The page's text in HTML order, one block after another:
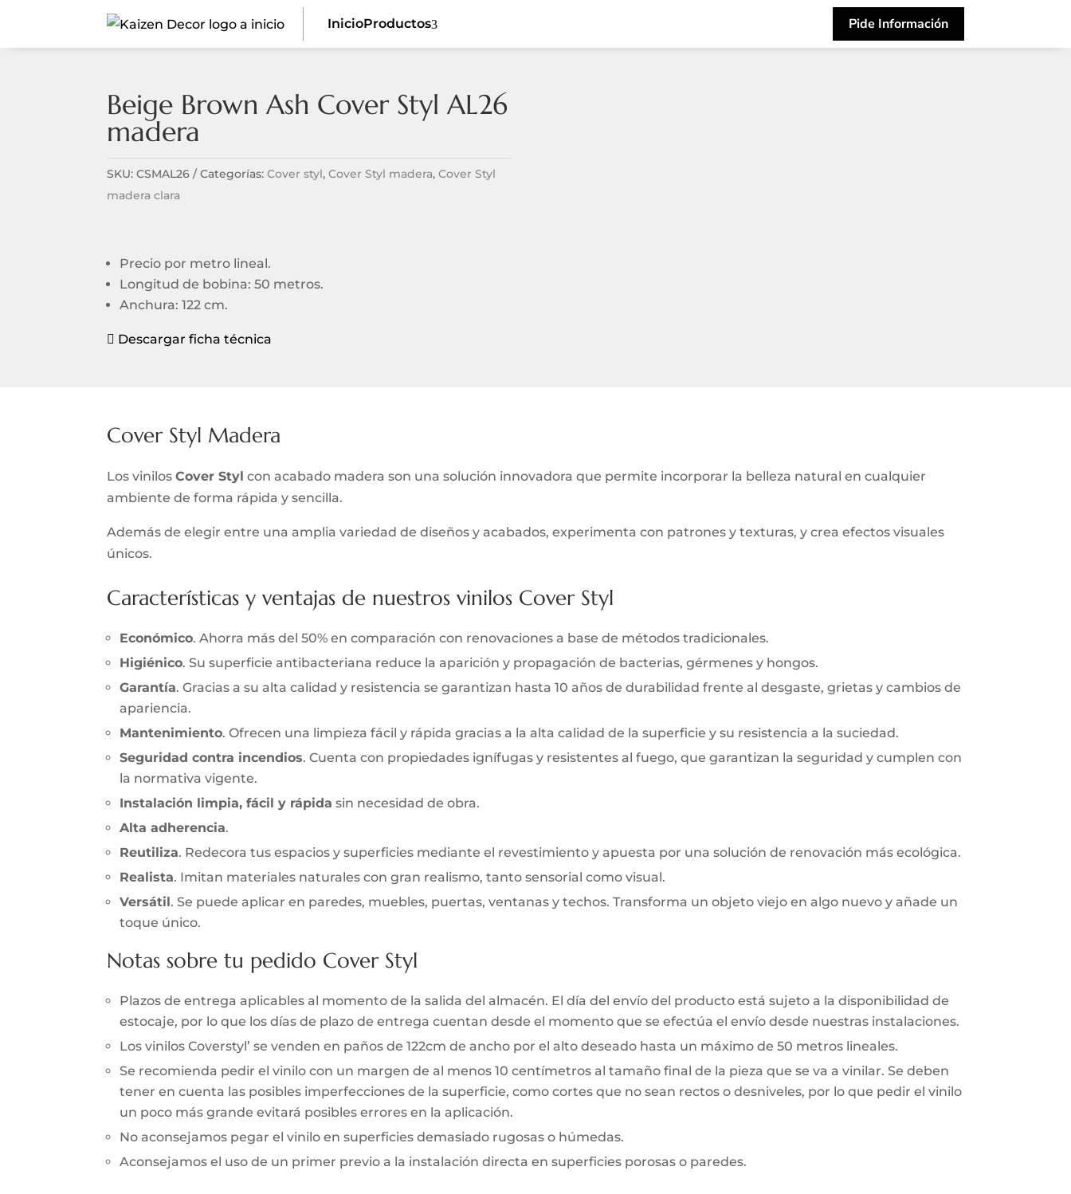
InicioProductos3 Pide Información
Beige Brown Ash Cover Styl AL26
madera
SKU:CSMAL26 Categorías:Cover styl,Cover Styl madera,Cover Styl
madera clara
Precio por metro lineal.
Longitud de bobina: 50 metros.
Anchura: 122 cm.
 Descargar ficha técnica
Cover Styl Madera
Los vinilosCover Styl con acabado madera son una solución innovadora que permite incorporar la belleza natural en cualquier
ambiente de forma rápida y sencilla.
Además de elegir entre una amplia variedad de diseños y acabados, experimenta con patrones y texturas, y crea efectos visuales
únicos.
Características y ventajas de nuestros vinilos Cover Styl
Económico. Ahorra más del 50% en comparación con renovaciones a base de métodos tradicionales.
Higiénico. Su superficie antibacteriana reduce la aparición y propagación de bacterias, gérmenes y hongos.
Garantía. Gracias a su alta calidad y resistencia se garantizan hasta 10 años de durabilidad frente al desgaste, grietas y cambios de
apariencia.
Mantenimiento. Ofrecen una limpieza fácil y rápida gracias a la alta calidad de la superficie y su resistencia a la suciedad.
Seguridad contra incendios. Cuenta con propiedades ignífugas y resistentes al fuego, que garantizan la seguridad y cumplen con
la normativa vigente.
Instalación limpia, fácil y rápida sin necesidad de obra.
Alta adherencia.
Reutiliza. Redecora tus espacios y superficies mediante el revestimiento y apuesta por una solución de renovación más ecológica.
Realista. Imitan materiales naturales con gran realismo, tanto sensorial como visual.
Versátil . Se puede aplicar en paredes, muebles, puertas, ventanas y techos. Transforma un objeto viejo en algo nuevo y añade un
toque único.
Notas sobre tu pedido Cover Styl
Plazos de entrega aplicables al momento de la salida del almacén. El día del envío del producto está sujeto a la disponibilidad de
estocaje, por lo que los días de plazo de entrega cuentan desde el momento que se efectúa el envío desde nuestras instalaciones.
Los vinilos Coverstyl’ se venden en paños de 122cm de ancho por el alto deseado hasta un máximo de 50 metros lineales.
Se recomienda pedir el vinilo con un margen de al menos 10 centímetros al tamaño final de la pieza que se va a vinilar. Se deben
tener en cuenta las posibles imperfecciones de la superficie, como cortes que no sean rectos o desniveles, por lo que pedir el vinilo
un poco más grande evitará posibles errores en la aplicación.
No aconsejamos pegar el vinilo en superficies demasiado rugosas o húmedas.
Aconsejamos el uso de un primer previo a la instalación directa en superficies porosas o paredes.